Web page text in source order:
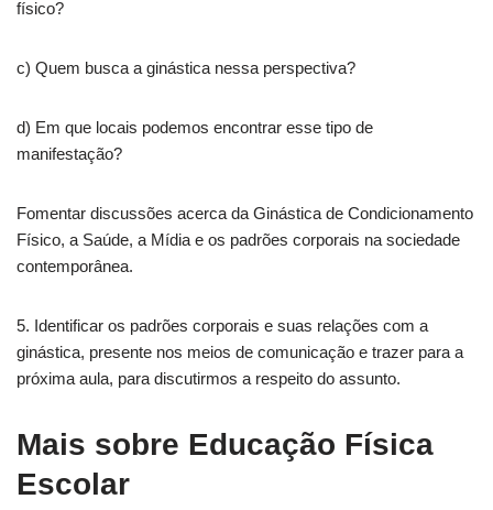
físico?
c) Quem busca a ginástica nessa perspectiva?
d) Em que locais podemos encontrar esse tipo de
manifestação?
Fomentar discussões acerca da Ginástica de Condicionamento
Físico, a Saúde, a Mídia e os padrões corporais na sociedade
contemporânea.
5. Identificar os padrões corporais e suas relações com a
ginástica, presente nos meios de comunicação e trazer para a
próxima aula, para discutirmos a respeito do assunto.
Mais sobre Educação Física
Escolar